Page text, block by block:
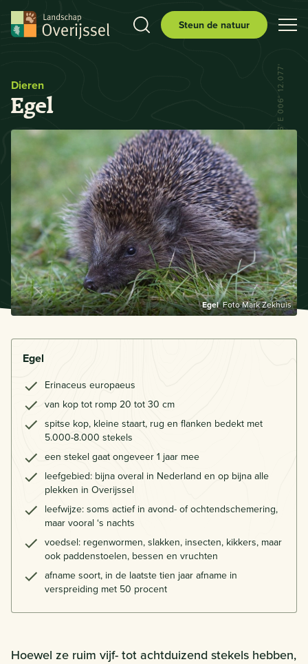
Steun de natuur
Dieren
Egel
EgelFoto Mark Zekhuis
N 52° 29.556' E 006° 12.077'
Egel
Erinaceus europaeus
van kop tot romp 20 tot 30 cm
spitse kop, kleine staart, rug en flanken bedekt met
5.000-8.000 stekels
een stekel gaat ongeveer 1 jaar mee
leefgebied: bijna overal in Nederland en op bijna alle
plekken in Overijssel
leefwijze: soms actief in avond- of ochtendschemering,
maar vooral ‘s nachts
voedsel: regenwormen, slakken, insecten, kikkers, maar
ook paddenstoelen, bessen en vruchten
afname soort, in de laatste tien jaar afname in
verspreiding met 50 procent
Hoewel ze ruim vijf- tot achtduizend stekels hebben,